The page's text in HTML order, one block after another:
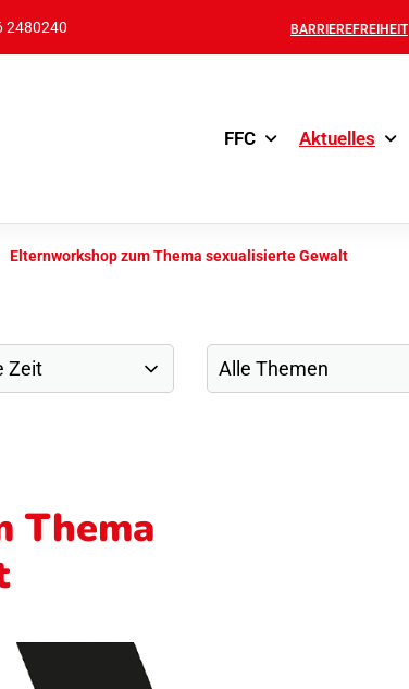
2480240 BARRIEREFREIHEIT
FFC Aktuelles
Elternworkshop zum Thema sexualisierte Gewalt
Thema